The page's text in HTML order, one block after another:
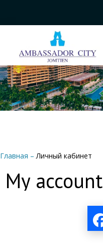
Главная –Личный кабинет
My account